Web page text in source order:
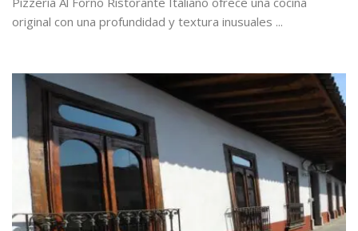
original con una profundidad y textura inusuales ...